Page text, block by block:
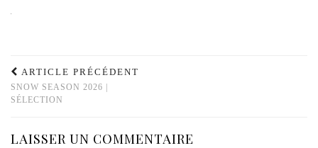
ARTICLE PRÉCÉDENT
SNOW SEASON 2026 |
SÉLECTION
LAISSER UN COMMENTAIRE